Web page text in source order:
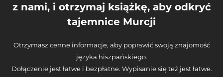
z nami, i otrzymaj książkę, aby odkryć
tajemnice Murcji
Otrzymasz cenne informacje, aby poprawić swoją znajomość
języka hiszpańskiego.
Dołączenie jest łatwe i bezpłatne. Wypisanie się też jest łatwe.